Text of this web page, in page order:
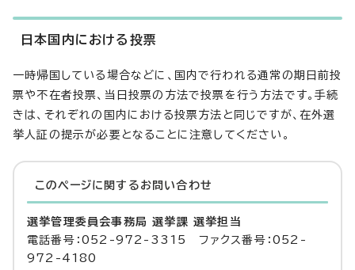
日本国内における投票
一時帰国している場合などに、国内で行われる通常の期日前投
票や不在者投票、当日投票の方法で投票を行う方法です。手続
きは、それぞれの国内における投票方法と同じですが、在外選
挙人証の提示が必要となることに注意してください。
このページに関する お問い合わせ
選挙管理委員会事務局 選挙課 選挙担当
電話番号：052-972-3315 ファクス番号：052-
972-4180